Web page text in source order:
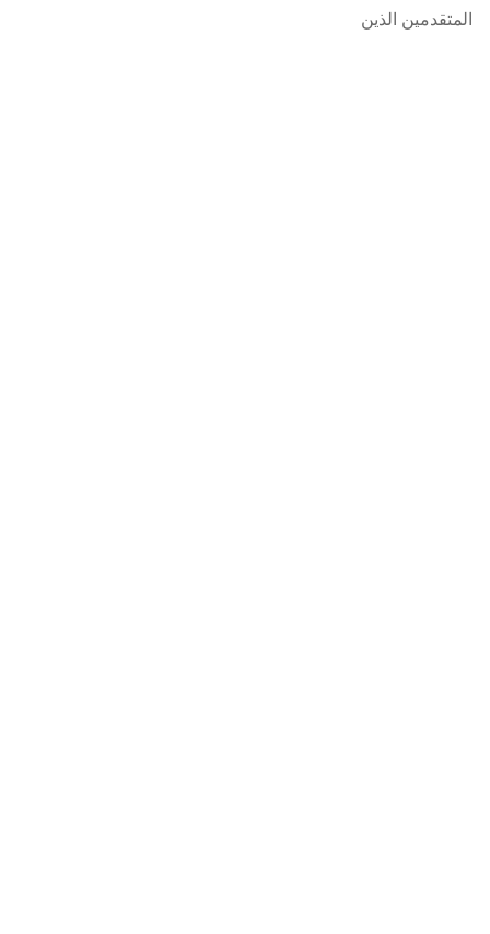
المتقدمين الذين